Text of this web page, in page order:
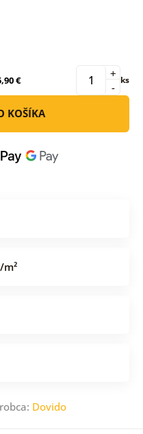
€ -
+ ks
KOŠÍKA
Dovido